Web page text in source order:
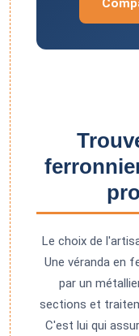
Le choix de
Une véranda en
par un
sections et
C'est lui qui